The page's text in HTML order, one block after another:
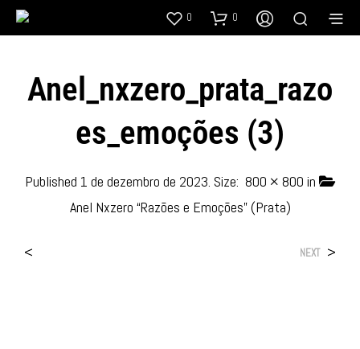
0 0
Anel_nxzero_prata_razo
Es_emoções (3)
Published 1 de dezembro de 2023. Size: 800 × 800 in
Anel Nxzero “Razões e Emoções” (Prata)
< NEXT >